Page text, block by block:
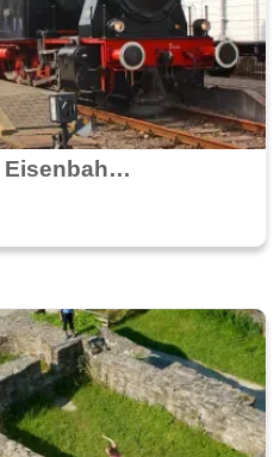
Museumsbahn und Eisenbahnmuseum Losheim